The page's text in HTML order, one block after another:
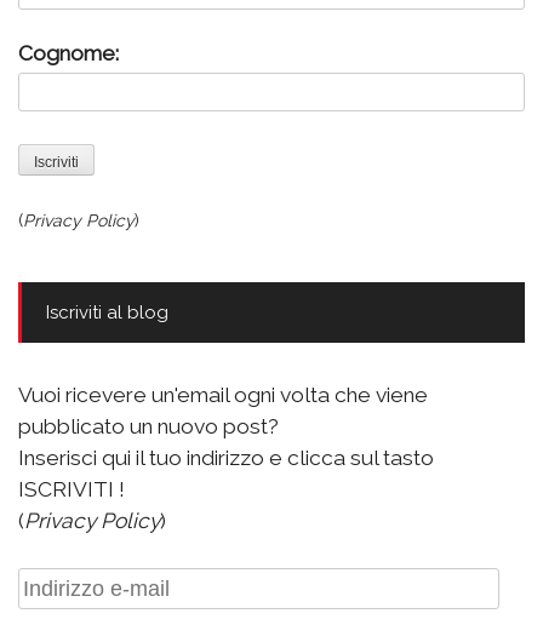
Cognome:
(Privacy Policy)
Iscriviti al blog
Vuoi ricevere un'email ogni volta che viene
pubblicato un nuovo post?
Inserisci qui il tuo indirizzo e clicca sul tasto
ISCRIVITI !
(Privacy Policy)
Indirizzo
e-